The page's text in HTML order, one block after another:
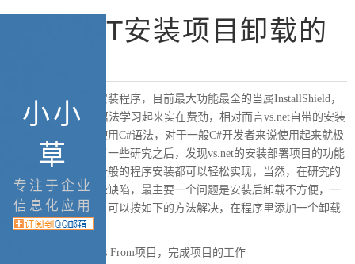
小小
草
专注于企业
信息化应用
[转].NET安装项目卸载的
相信很多人都做过安装程序，目前最大功能最全的当属InstallShield，
但是InstallShield的语法学习起来实在费劲，相对而言vs.net自带的安装
部署短小精悍，且使用C#语法，对于一般C#开发者来说使用起来就极
为简便，在对其作了一些研究之后，发现vs.net的安装部署项目的功能
也已经非常好用，一般的程序安装都可以轻松实现，当然，在研究的
过程中也发现了一些缺陷，最主要一个问题是安装后卸载不方便，一
定要去控制面板里。可以按如下的方法解决，在程序里添加一个卸载
的快捷方式。
1.新建一C# Windows From项目，完成项目的工作